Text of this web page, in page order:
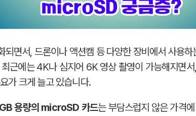
되면서, 드론이나 액션캠 등 다양한 장비에서 사용
근에는 4K나 심지어 6K 영상 촬영이 가능해지면
가 크게 늘고 있습니다.
용량의 microSD 카드는 부담스럽지 않은 가격